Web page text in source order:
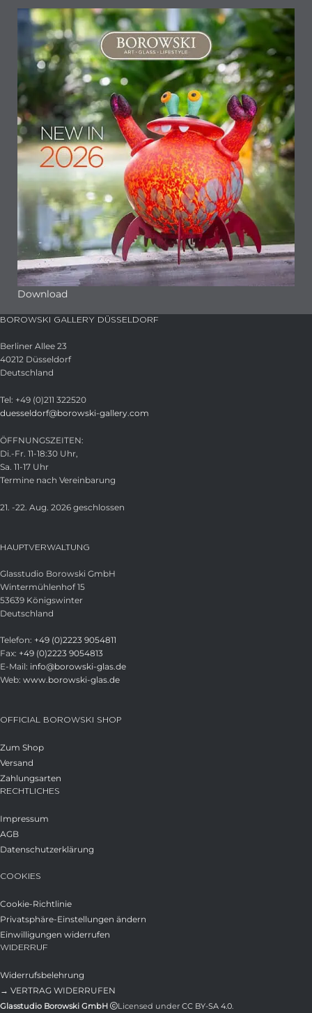
Download
BOROWSKI GALLERY DÜSSELDORF
Berliner Allee 23
40212 Düsseldorf
Deutschland
Tel: +49 (0)211 322520
duesseldorf@borowski-gallery.com
ÖFFNUNGSZEITEN:
Di.-Fr. 11-18:30 Uhr,
Sa. 11-17 Uhr
Termine nach Vereinbarung
21. -22. Aug. 2026 geschlossen
HAUPTVERWALTUNG
Glasstudio Borowski GmbH
Wintermühlenhof 15
53639 Königswinter
Deutschland
Telefon: +49 (0)2223 9054811
Fax: +49 (0)2223 9054813
E-Mail: info@borowski-glas.de
Web: www.borowski-glas.de
OFFICIAL BOROWSKI SHOP
Zum Shop
Versand
Zahlungsarten
RECHTLICHES
Impressum
AGB
Datenschutzerklärung
COOKIES
Cookie-Richtlinie
Privatsphäre-Einstellungen ändern
Einwilligungen widerrufen
WIDERRUF
Widerrufsbelehrung
→ VERTRAG WIDERRUFEN
Glasstudio Borowski GmbH Licensed under CC BY-SA 4.0.